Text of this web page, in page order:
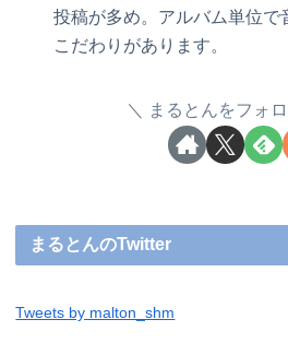
投稿が多め。アルバム単位で
こだわりがあります。
まるとんをフォ
まるとんのTwitter
Tweets by malton_shm